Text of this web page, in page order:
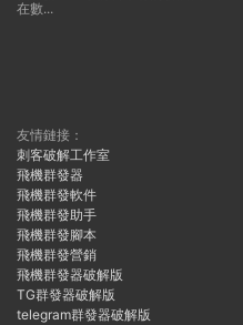
在數...
友情鏈接：
刺客破解工作室
飛機群發器
飛機群發軟件
飛機群發助手
飛機群發腳本
飛機群發營銷
飛機群發器破解版
TG群發器破解版
telegram群發器破解版